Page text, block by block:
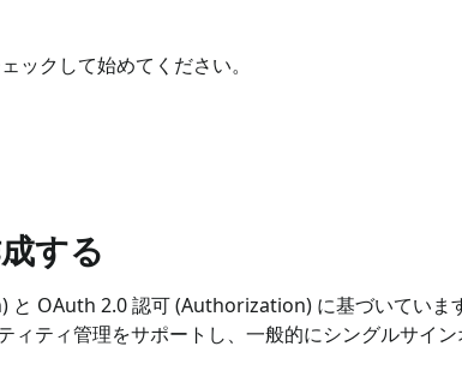
ックして始めてください。
する
OAuth 2.0 認可 (Authorization) に基づいていま
ティ管理をサポートし、一般的にシングルサイン